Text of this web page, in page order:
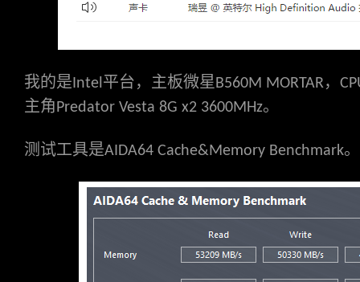
我的是Intel平台，主板微星B560M MORTAR，
主角Predator Vesta 8G x2 3600MHz。
测试工具是AIDA64 Cache&Memory Benchmark。